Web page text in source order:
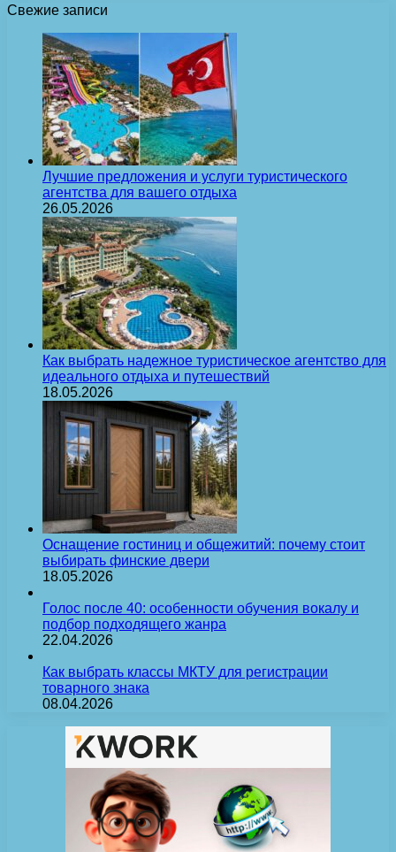
Свежие записи
Лучшие предложения и услуги туристического
агентства для вашего отдыха
26.05.2026
Как выбрать надежное туристическое агентство для
идеального отдыха и путешествий
18.05.2026
Оснащение гостиниц и общежитий: почему стоит
выбирать финские двери
18.05.2026
Голос после 40: особенности обучения вокалу и
подбор подходящего жанра
22.04.2026
Как выбрать классы МКТУ для регистрации
товарного знака
08.04.2026